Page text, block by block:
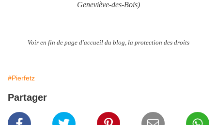
Geneviève-des-Bois)
Voir en fin de page d'accueil du blog, la protection des droits
#Pierfetz
Partager